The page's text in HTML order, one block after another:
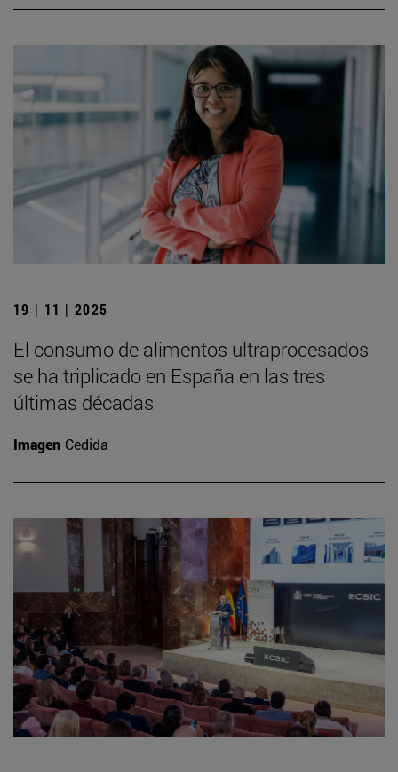
19 | 11 | 2025
El consumo de alimentos ultraprocesados
se ha triplicado en España en las tres
últimas décadas
Imagen Cedida